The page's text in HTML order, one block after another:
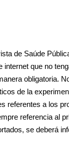
de Saúde
internet que no
obligatoria.
de la
referentes a los
referencia al
se deberá